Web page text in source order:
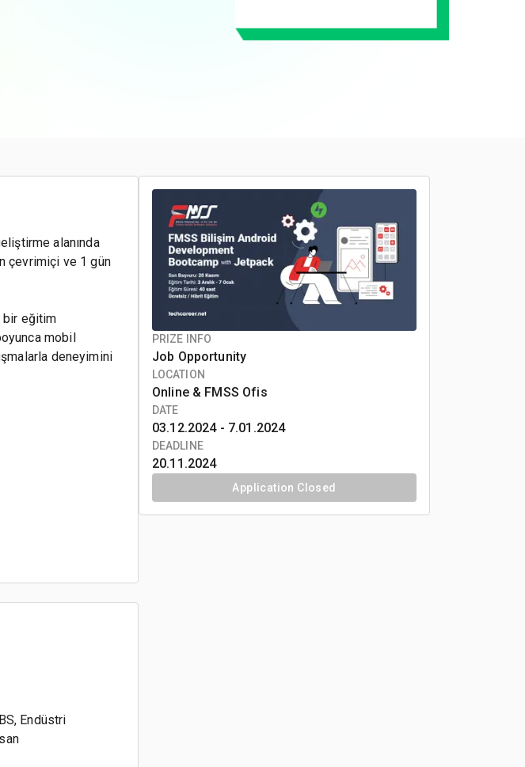
alanında
çevrimiçi ve 1 gün
bir eğitim
mobil
deneyimini
Endüstri
PRIZE INFO
Job Opportunity
LOCATION
Online & FMSS Ofis
DATE
03.12.2024 - 7.01.2024
DEADLINE
20.11.2024
Application Closed